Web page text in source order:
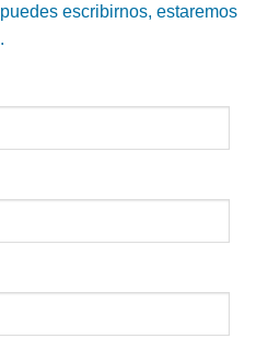
escribirnos, estaremos